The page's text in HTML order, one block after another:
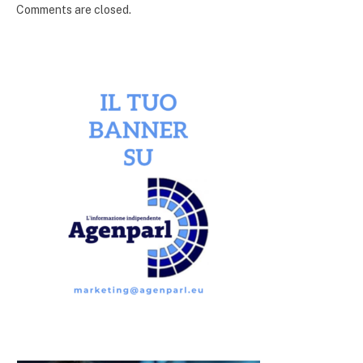
Comments are closed.